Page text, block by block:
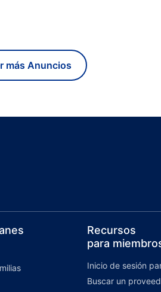
más Anuncios
Recursos
para
Inicio de sesión
Buscar un